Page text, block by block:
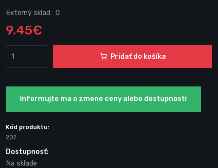
Externý sklad : 0
9.45€
Pridať do košíka
Informujte ma o zmene ceny alebo dostupnosti
Kód produktu:
207
Dostupnosť:
Na sklade